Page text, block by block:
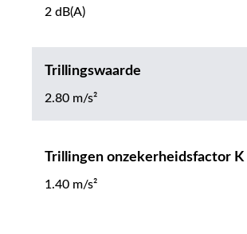
2 dB(A)
Trillingswaarde
2.80 m/s²
Trillingen onzekerheidsfactor K
1.40 m/s²